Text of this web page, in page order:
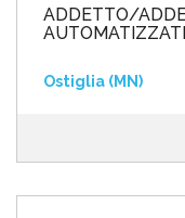
ADDETTO/
Ostiglia (MN)